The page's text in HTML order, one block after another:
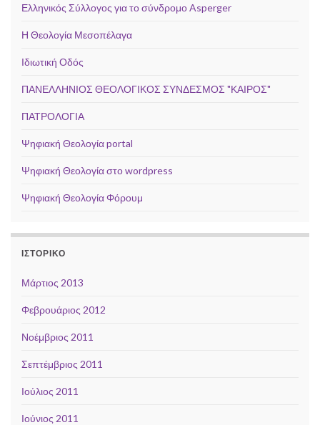
Ελληνικός Σύλλογος για το σύνδρομο Asperger
Η Θεολογία Μεσοπέλαγα
Ιδιωτική Οδός
ΠΑΝΕΛΛΗΝΙΟΣ ΘΕΟΛΟΓΙΚΟΣ ΣΥΝΔΕΣΜΟΣ "ΚΑΙΡΟΣ"
ΠΑΤΡΟΛΟΓΙΑ
Ψηφιακή Θεολογία portal
Ψηφιακή Θεολογία στο wordpress
Ψηφιακή Θεολογία Φόρουμ
ΙΣΤΟΡΙΚΌ
Μάρτιος 2013
Φεβρουάριος 2012
Νοέμβριος 2011
Σεπτέμβριος 2011
Ιούλιος 2011
Ιούνιος 2011